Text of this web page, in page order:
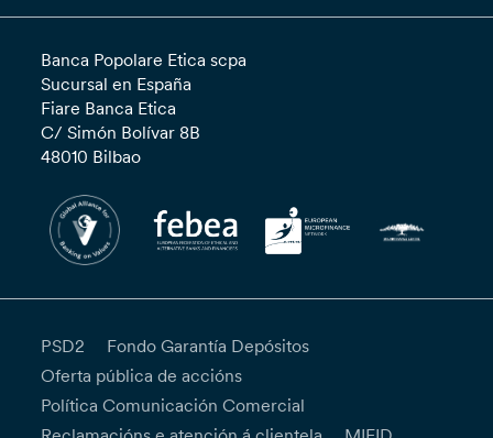
Banca Popolare Etica scpa
Sucursal en España
Fiare Banca Etica
C/ Simón Bolívar 8B
48010 Bilbao
PSD2
Fondo Garantía Depósitos
Oferta pública de accións
Política Comunicación Comercial